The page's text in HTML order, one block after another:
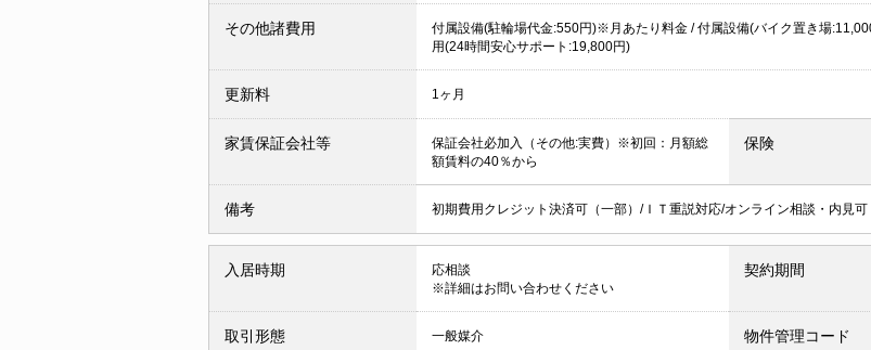
その他諸費用
付属設備(駐輪場代金:550円)※月あたり料金 / 付属設備(バイク置き場
用(24時間安心サポート:19,800円)
更新料 1ヶ月
家賃保証会社等
保証会社必加入（その他:実費）※初回：月額総
額賃料の40％から
保険
備考 初期費用クレジット決済可（一部）/ＩＴ重説対応/オンライン相談・内見可
入居時期
応相談
※詳細はお問い合わせください
契約期間
取引形態 一般媒介 物件管理コード